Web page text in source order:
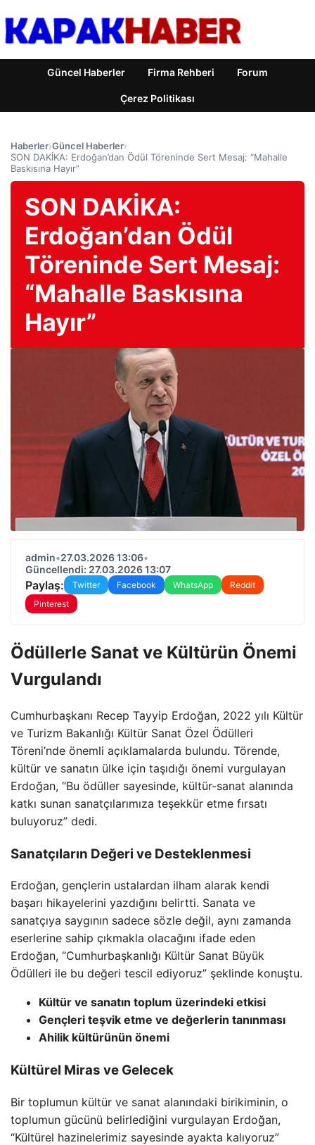
Güncel Haberler Firma Rehberi Forum
Çerez Politikası
Haberler›Güncel Haberler›
SON DAKİKA: Erdoğan’dan Ödül Töreninde Sert Mesaj: “Mahalle
Baskısına Hayır”
SON DAKİKA:
Erdoğan’dan Ödül
Töreninde Sert Mesaj:
“Mahalle Baskısına
Hayır”
admin•27.03.2026 13:06•
Güncellendi: 27.03.2026 13:07
Paylaş: Twitter Facebook WhatsApp
Reddit
Pinterest
Ödüllerle Sanat ve Kültürün Önemi
Vurgulandı
Cumhurbaşkanı Recep Tayyip Erdoğan, 2022 yılı Kültür
ve Turizm Bakanlığı Kültür Sanat Özel Ödülleri
Töreni’nde önemli açıklamalarda bulundu. Törende,
kültür ve sanatın ülke için taşıdığı önemi vurgulayan
Erdoğan, “Bu ödüller sayesinde, kültür-sanat alanında
katkı sunan sanatçılarımıza teşekkür etme fırsatı
buluyoruz” dedi.
Sanatçıların Değeri ve Desteklenmesi
Erdoğan, gençlerin ustalardan ilham alarak kendi
başarı hikayelerini yazdığını belirtti. Sanata ve
sanatçıya saygının sadece sözle değil, aynı zamanda
eserlerine sahip çıkmakla olacağını ifade eden
Erdoğan, “Cumhurbaşkanlığı Kültür Sanat Büyük
Ödülleri ile bu değeri tescil ediyoruz” şeklinde konuştu.
Kültür ve sanatın toplum üzerindeki etkisi
Gençleri teşvik etme ve değerlerin tanınması
Ahilik kültürünün önemi
Kültürel Miras ve Gelecek
Bir toplumun kültür ve sanat alanındaki birikiminin, o
toplumun gücünü belirlediğini vurgulayan Erdoğan,
“Kültürel hazinelerimiz sayesinde ayakta kalıyoruz”